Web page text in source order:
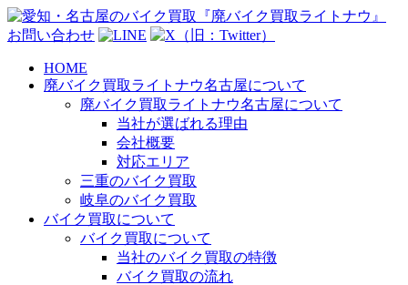
お問い合わせ
HOME
廃バイク買取ライトナウ名古屋について
廃バイク買取ライトナウ名古屋について
当社が選ばれる理由
会社概要
対応エリア
三重のバイク買取
岐阜のバイク買取
バイク買取について
バイク買取について
当社のバイク買取の特徴
バイク買取の流れ